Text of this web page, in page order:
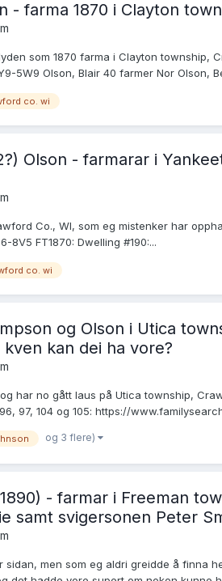
- farma 1870 i Clayton
som 1870 farma i Clayton township,
5W9 Olson, Blair 40 farmer Nor Olson,
co. wi
Olson - farmarar i
Co., WI, som eg mistenker har
8V5 FT1870: Dwelling #190:...
co. wi
og Olson i Utica
kan dei ha vore?
har no gått laus på Utica township,
97, 104 og 105: https://
og 3 flere)
- farmar i Freeman
samt svigersonen Peter
men som eg aldri greidde å finna